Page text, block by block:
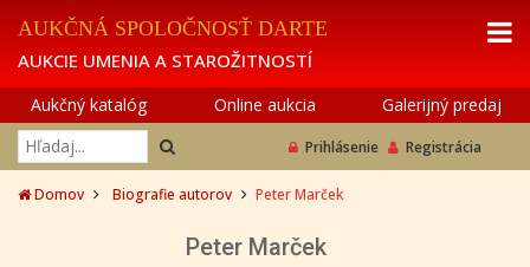
AUKČNÁ SPOLOČNOSŤ DARTE
AUKCIE UMENIA A STAROŽITNOSTÍ
Aukčný katalóg Online aukcia Galerijný predaj
Prihlásenie Registrácia
Domov Biografie autorov Peter Marček
Peter Marček